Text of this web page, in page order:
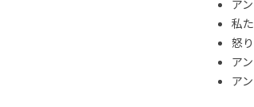
ア
私
怒
ア
ア